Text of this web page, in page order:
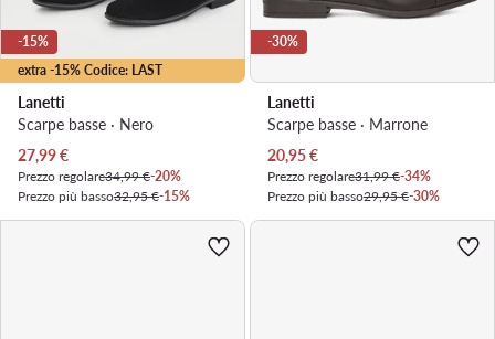
extra -15% Codice: LAST
-15%
Lanetti
Scarpe basse · Nero
Prezzo attuale
27,99€
Prezzo regolare34,99 €-20%
Prezzo più basso32,95 €-15%
-30%
Lanetti
Scarpe basse · Marrone
Prezzo attuale
20,95€
Prezzo regolare31,99 €-34%
Prezzo più basso29,95 €-30%